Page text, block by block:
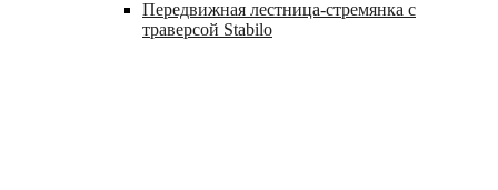
Передвижная лестница-стремянка с
траверсой Stabilo